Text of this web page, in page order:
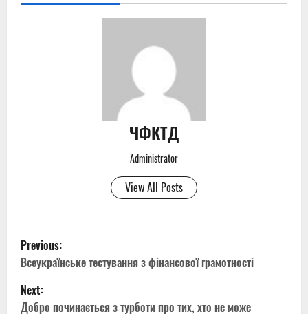
ЧФКТД
Administrator
View All Posts
P
o
s
Previous:
Всеукраїнське тестування з фінансової грамотності
Next:
Добро починається з турботи про тих, хто не може